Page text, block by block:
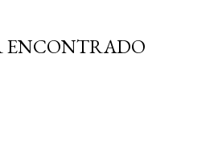
ENCONTRADO